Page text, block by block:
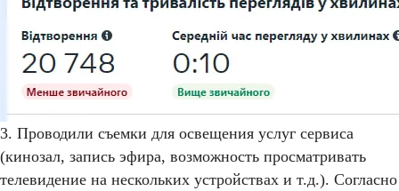
3. Проводили съемки для освещения услуг сервиса
(кинозал, запись эфира, возможность просматривать
телевидение на нескольких устройствах и т.д.). Согласно